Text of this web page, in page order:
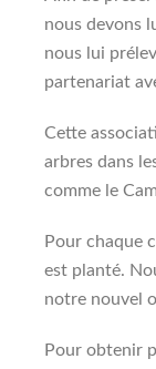
nous devons
nous lui
partenariat
Cette
arbres dans
comme le
Pour chaque
est planté.
notre nouvel
Pour obtenir